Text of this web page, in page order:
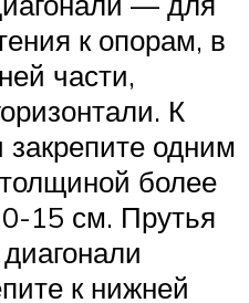
к опорам, в
части,
К
одним
более
15 см. Прутья
к нижней